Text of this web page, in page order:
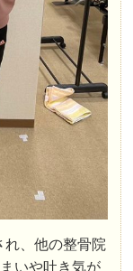
れ、他の整骨院
いや吐き気が